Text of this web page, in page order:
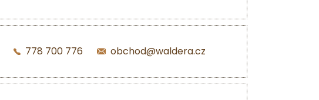
778 700 776 obchod@waldera.cz